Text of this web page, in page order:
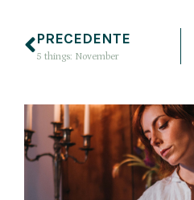
PRECEDENTE
5 things: November